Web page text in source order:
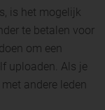
is het mogelijk
te betalen voor
om een
uploaden. Als je
andere leden